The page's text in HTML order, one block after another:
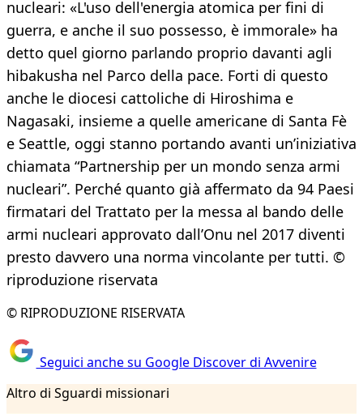
nucleari: «L'uso dell'energia atomica per fini di
guerra, e anche il suo possesso, è immorale» ha
detto quel giorno parlando proprio davanti agli
hibakusha nel Parco della pace. Forti di questo
anche le diocesi cattoliche di Hiroshima e
Nagasaki, insieme a quelle americane di Santa Fè
e Seattle, oggi stanno portando avanti un’iniziativa
chiamata “Partnership per un mondo senza armi
nucleari”. Perché quanto già affermato da 94 Paesi
firmatari del Trattato per la messa al bando delle
armi nucleari approvato dall’Onu nel 2017 diventi
presto davvero una norma vincolante per tutti. ©
riproduzione riservata
© RIPRODUZIONE RISERVATA
Seguici anche su Google Discover di Avvenire
Altro di Sguardi missionari